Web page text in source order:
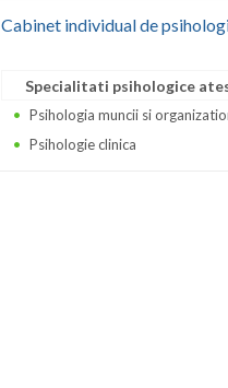
Cabinet individual de
Specialitati psihologice
Psihologia muncii si
Psihologie clinica